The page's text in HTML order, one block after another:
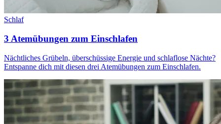
Schlaf
3 Atemübungen zum Einschlafen
Nächtliches Grübeln, überschüssige Energie und schlaflose Nächte?
Entspanne dich mit diesen drei Atemübungen zum Einschlafen.